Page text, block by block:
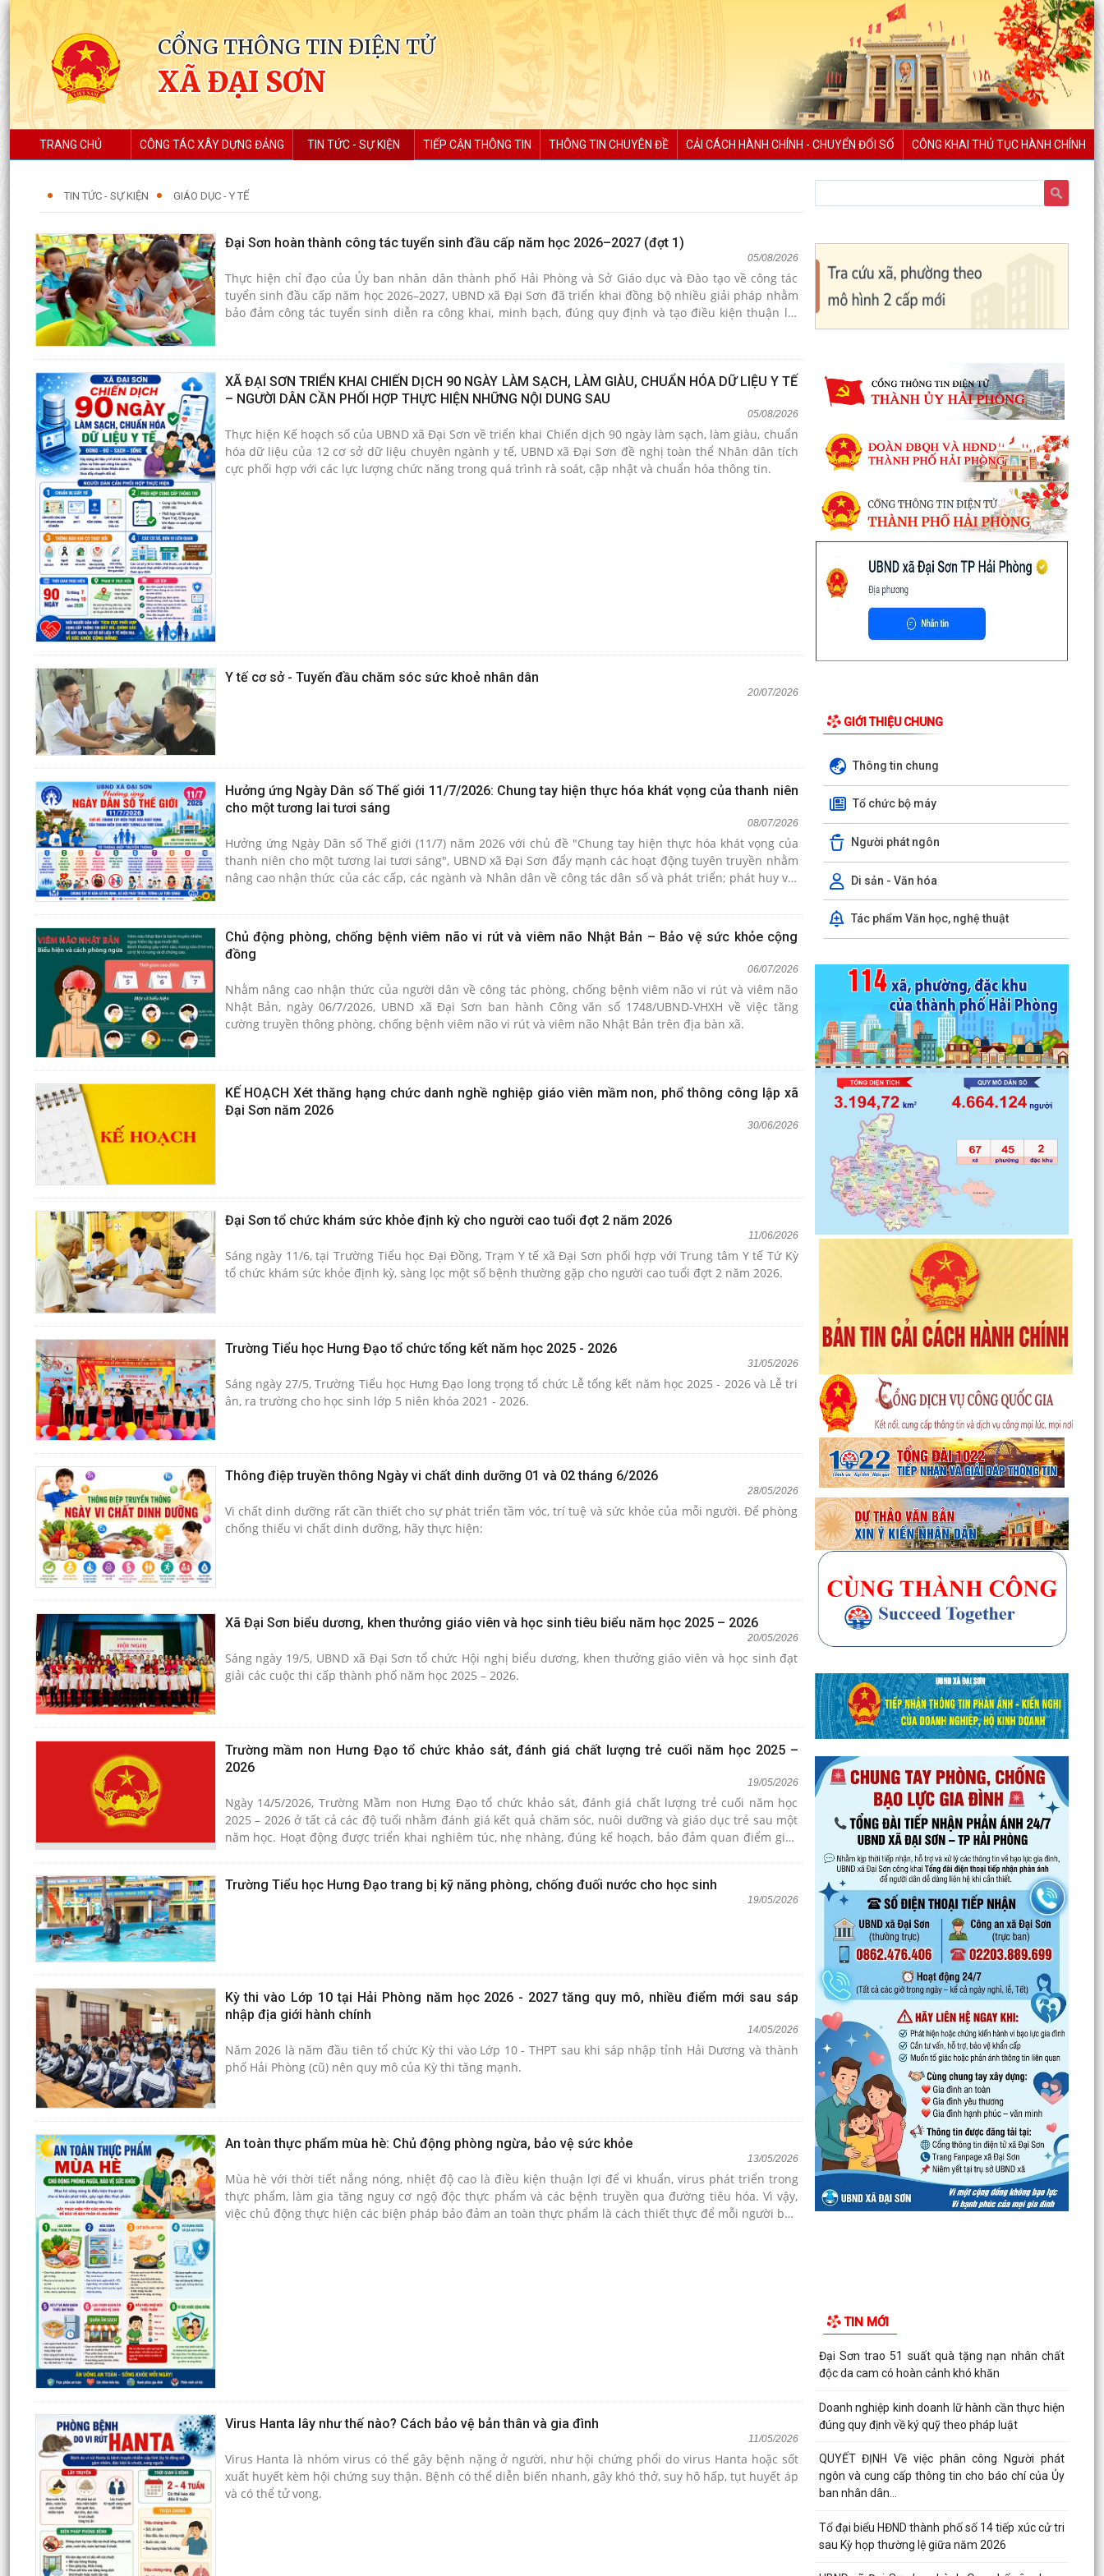
CỔNG THÔNG TIN ĐIỆN TỬ
XÃ ĐẠI SƠN
TRANG CHỦ CÔNG TÁC XÂY DỰNG ĐẢNG TIN TỨC - SỰ KIỆN TIẾP CẬN THÔNG TIN THÔNG TIN CHUYÊN ĐỀ CẢI CÁCH HÀNH CHÍNH - CHUYỂN ĐỔI SỐ CÔNG KHAI THỦ TỤC HÀNH CHÍNH
TIN TỨC - SỰ KIỆN GIÁO DỤC - Y TẾ
Đại Sơn hoàn thành công tác tuyển sinh đầu cấp năm học 2026–2027 (đợt 1)
05/08/2026
Thực hiện chỉ đạo của Ủy ban nhân dân thành phố Hải Phòng và Sở Giáo dục và Đào tạo về công tác
tuyển sinh đầu cấp năm học 2026–2027, UBND xã Đại Sơn đã triển khai đồng bộ nhiều giải pháp nhằm
bảo đảm công tác tuyển sinh diễn ra công khai, minh bạch, đúng quy định và tạo điều kiện thuận lợi
XÃ ĐẠI SƠN TRIỂN KHAI CHIẾN DỊCH 90 NGÀY LÀM SẠCH, LÀM GIÀU, CHUẨN HÓA DỮ LIỆU Y TẾ
– NGƯỜI DÂN CẦN PHỐI HỢP THỰC HIỆN NHỮNG NỘI DUNG SAU
05/08/2026
Thực hiện Kế hoạch số của UBND xã Đại Sơn về triển khai Chiến dịch 90 ngày làm sạch, làm giàu, chuẩn
hóa dữ liệu của 12 cơ sở dữ liệu chuyên ngành y tế, UBND xã Đại Sơn đề nghị toàn thể Nhân dân tích
cực phối hợp với các lực lượng chức năng trong quá trình rà soát, cập nhật và chuẩn hóa thông tin.
Y tế cơ sở - Tuyến đầu chăm sóc sức khoẻ nhân dân
20/07/2026
Hưởng ứng Ngày Dân số Thế giới 11/7/2026: Chung tay hiện thực hóa khát vọng của thanh niên
cho một tương lai tươi sáng
08/07/2026
Hưởng ứng Ngày Dân số Thế giới (11/7) năm 2026 với chủ đề "Chung tay hiện thực hóa khát vọng của
thanh niên cho một tương lai tươi sáng", UBND xã Đại Sơn đẩy mạnh các hoạt động tuyên truyền nhằm
nâng cao nhận thức của các cấp, các ngành và Nhân dân về công tác dân số và phát triển; phát huy vai
phát triển.
Chủ động phòng, chống bệnh viêm não vi rút và viêm não Nhật Bản – Bảo vệ sức khỏe cộng
đồng
06/07/2026
Nhằm nâng cao nhận thức của người dân về công tác phòng, chống bệnh viêm não vi rút và viêm não
Nhật Bản, ngày 06/7/2026, UBND xã Đại Sơn ban hành Công văn số 1748/UBND-VHXH về việc tăng
cường truyền thông phòng, chống bệnh viêm não vi rút và viêm não Nhật Bản trên địa bàn xã.
KẾ HOẠCH Xét thăng hạng chức danh nghề nghiệp giáo viên mầm non, phổ thông công lập xã
Đại Sơn năm 2026
30/06/2026
Đại Sơn tổ chức khám sức khỏe định kỳ cho người cao tuổi đợt 2 năm 2026
11/06/2026
Sáng ngày 11/6, tại Trường Tiểu học Đại Đồng, Trạm Y tế xã Đại Sơn phối hợp với Trung tâm Y tế Tứ Kỳ
tổ chức khám sức khỏe định kỳ, sàng lọc một số bệnh thường gặp cho người cao tuổi đợt 2 năm 2026.
Trường Tiểu học Hưng Đạo tổ chức tổng kết năm học 2025 - 2026
31/05/2026
Sáng ngày 27/5, Trường Tiểu học Hưng Đạo long trọng tổ chức Lễ tổng kết năm học 2025 - 2026 và Lễ tri
ân, ra trường cho học sinh lớp 5 niên khóa 2021 - 2026.
Thông điệp truyền thông Ngày vi chất dinh dưỡng 01 và 02 tháng 6/2026
28/05/2026
Vi chất dinh dưỡng rất cần thiết cho sự phát triển tầm vóc, trí tuệ và sức khỏe của mỗi người. Để phòng
chống thiếu vi chất dinh dưỡng, hãy thực hiện:
Xã Đại Sơn biểu dương, khen thưởng giáo viên và học sinh tiêu biểu năm học 2025 – 2026
20/05/2026
Sáng ngày 19/5, UBND xã Đại Sơn tổ chức Hội nghị biểu dương, khen thưởng giáo viên và học sinh đạt
giải các cuộc thi cấp thành phố năm học 2025 – 2026.
Trường mầm non Hưng Đạo tổ chức khảo sát, đánh giá chất lượng trẻ cuối năm học 2025 –
2026
19/05/2026
Ngày 14/5/2026, Trường Mầm non Hưng Đạo tổ chức khảo sát, đánh giá chất lượng trẻ cuối năm học
2025 – 2026 ở tất cả các độ tuổi nhằm đánh giá kết quả chăm sóc, nuôi dưỡng và giáo dục trẻ sau một
năm học. Hoạt động được triển khai nghiêm túc, nhẹ nhàng, đúng kế hoạch, bảo đảm quan điểm giáo
Trường Tiểu học Hưng Đạo trang bị kỹ năng phòng, chống đuối nước cho học sinh
19/05/2026
Kỳ thi vào Lớp 10 tại Hải Phòng năm học 2026 - 2027 tăng quy mô, nhiều điểm mới sau sáp
nhập địa giới hành chính
14/05/2026
Năm 2026 là năm đầu tiên tổ chức Kỳ thi vào Lớp 10 - THPT sau khi sáp nhập tỉnh Hải Dương và thành
phố Hải Phòng (cũ) nên quy mô của Kỳ thi tăng mạnh.
An toàn thực phẩm mùa hè: Chủ động phòng ngừa, bảo vệ sức khỏe
13/05/2026
Mùa hè với thời tiết nắng nóng, nhiệt độ cao là điều kiện thuận lợi để vi khuẩn, virus phát triển trong
thực phẩm, làm gia tăng nguy cơ ngộ độc thực phẩm và các bệnh truyền qua đường tiêu hóa. Vì vậy,
việc chủ động thực hiện các biện pháp bảo đảm an toàn thực phẩm là cách thiết thực để mỗi người bảo
Virus Hanta lây như thế nào? Cách bảo vệ bản thân và gia đình
11/05/2026
Virus Hanta là nhóm virus có thể gây bệnh nặng ở người, như hội chứng phổi do virus Hanta hoặc sốt
xuất huyết kèm hội chứng suy thận. Bệnh có thể diễn biến nhanh, gây khó thở, suy hô hấp, tụt huyết áp
và có thể tử vong.
GIỚI THIỆU CHUNG
Thông tin chung
Tổ chức bộ máy
Người phát ngôn
Di sản - Văn hóa
Tác phẩm Văn học, nghệ thuật
TIN MỚI
Đại Sơn trao 51 suất quà tặng nạn nhân chất
độc da cam có hoàn cảnh khó khăn
Doanh nghiệp kinh doanh lữ hành cần thực hiện
đúng quy định về ký quỹ theo pháp luật
QUYẾT ĐỊNH Về việc phân công Người phát
ngôn và cung cấp thông tin cho báo chí của Ủy
ban nhân dân...
Tổ đại biểu HĐND thành phố số 14 tiếp xúc cử tri
sau Kỳ họp thường lệ giữa năm 2026